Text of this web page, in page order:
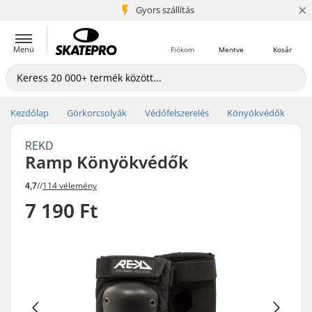
Gyors szállítás
5+ millió ügyfél ×
Menü Kosár
Mentve
Fiókom
Kezdőlap Görkorcsolyák Védőfelszerelés Könyökvédők
REKD
Ramp Könyökvédők
4,7//114 vélemény
7 190 Ft